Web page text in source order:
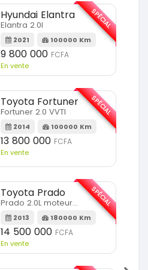
Hyundai Elantra
Elantra 2.0l
2021 100000 Km
9 800 000 FCFA
En vente
SPÉCIAL
Toyota Fortuner
Fortuner 2.0 VVTI
2014 100000 Km
13 800 000 FCFA
En vente
SPÉCIAL
Toyota Prado
Prado 2.0L moteur d4d
2013 180000 Km
14 500 000 FCFA
En vente
SPÉCIAL